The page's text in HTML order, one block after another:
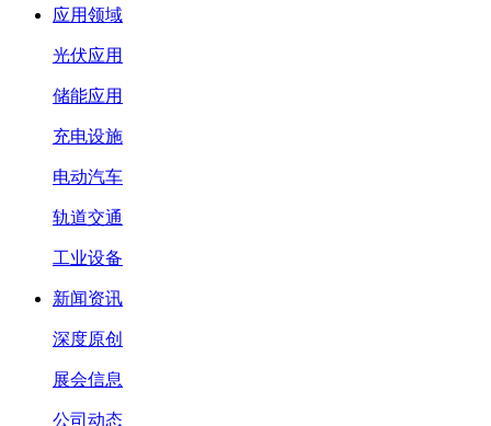
应用领域
光伏应用
储能应用
充电设施
电动汽车
轨道交通
工业设备
新闻资讯
深度原创
展会信息
公司动态